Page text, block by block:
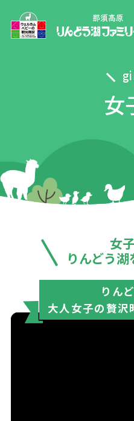
女
女
りんどう湖
りん
大人女子の贅